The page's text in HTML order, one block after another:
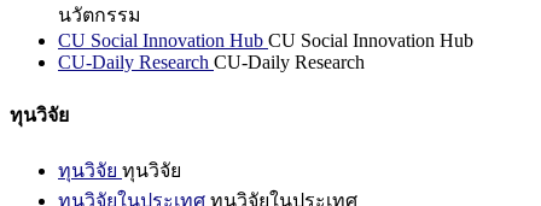
นวัตกรรม
CU Social Innovation Hub CU Social Innovation Hub
CU-Daily Research CU-Daily Research
ทุนวิจัย
ทุนวิจัย ทุนวิจัย
ทุนวิจัยในประเทศ ทุนวิจัยในประเทศ